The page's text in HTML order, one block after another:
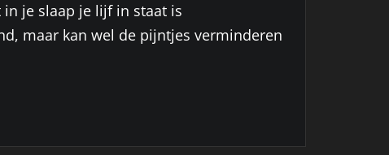
je slaap je lijf in staat is
maar kan wel de pijntjes verminderen